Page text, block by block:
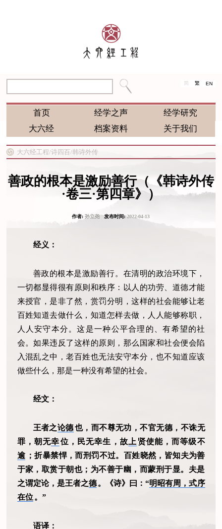
简 繁 EN
首页 经学之声
经学研究
大六经
档案资料 关于我们
大六经工程/诗四百/韩诗外传
善政的根本是激励善行（《韩诗外传
·卷三·第四章》）
作者:孙立尧发布时间:2022-04-13
经义：
善政的根本是激励善行。在清明的政治环境下，
一切都显得很有原则和秩序：以人的功劳、道德才能
来授官，是非了然，赏罚分明，这样的社会能够让老
百姓知道去做什么，知道怎样去做，人人能够称职，
人人安守本分。这是一种公平合理的、有希望的社
会。如果违反了这样的原则，那么国家和社会便会陷
入混乱之中，老百姓也无法安守本分，也不知道应该
做些什么，那是一种没有希望的社会。
经文：
王者之论德也，而不尊无功，不官无德，不诛无
罪，朝无幸位，民无幸生，故 上 贤使能，而等级不
逾 ；折暴禁悍，而刑罚不过。百姓晓然，皆知夫为善
于家，取赏于朝也；为不善于幽，而蒙刑于显。夫是
之谓定论，是王者之德。《诗》曰：“明昭有周，式序
在位 。”
语译：